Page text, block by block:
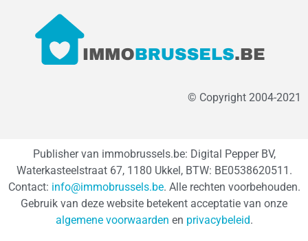
© Copyright 2004-2021
Publisher van immobrussels.be: Digital Pepper BV,
Waterkasteelstraat 67, 1180 Ukkel, BTW: BE0538620511.
Contact: info@immobrussels.be. Alle rechten voorbehouden.
Gebruik van deze website betekent acceptatie van onze
algemene voorwaarden en privacybeleid.